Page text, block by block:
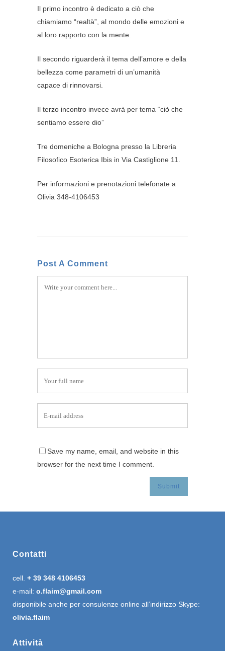
Il primo incontro è dedicato a ciò che
chiamiamo “realtà”, al mondo delle emozioni e
al loro rapporto con la mente.
Il secondo riguarderà il tema dell’amore e della
bellezza come parametri di un’umanità
capace di rinnovarsi.
Il terzo incontro invece avrà per tema “ciò che
sentiamo essere dio”
Tre domeniche a Bologna presso la Libreria
Filosofico Esoterica Ibis in Via Castiglione 11.
Per informazioni e prenotazioni telefonate a
Olivia 348-4106453
Post A Comment
Save my name, email, and website in this
browser for the next time I comment.
Contatti
cell. + 39 348 4106453
e-mail: o.flaim@gmail.com
disponibile anche per consulenze online all’indirizzo Skype:
olivia.flaim
Attività